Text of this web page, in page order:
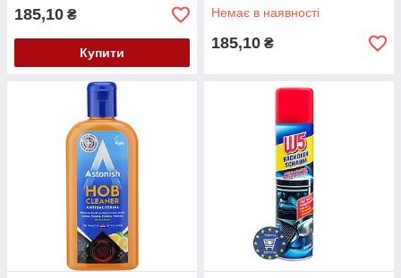
185,10 ₴
Купити
Немає в наявності
185,10 ₴